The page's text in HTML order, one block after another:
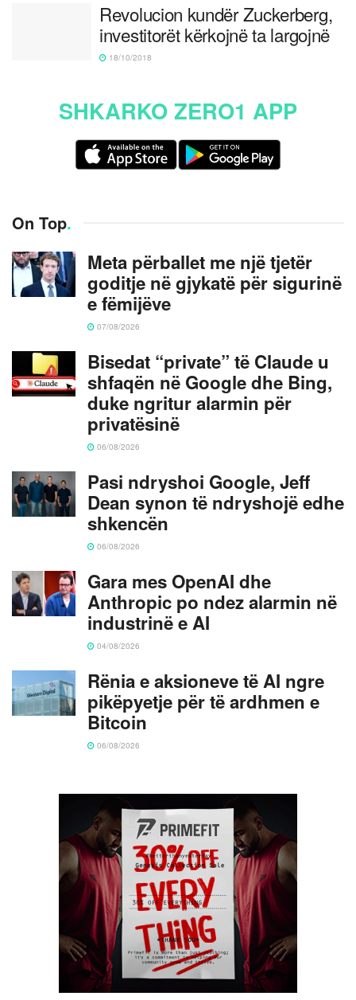
Revolucion kundër Zuckerberg,
investitorët kërkojnë ta largojnë
18/10/2018
SHKARKO ZERO1 APP
On Top.
Meta përballet me një tjetër
goditje në gjykatë për sigurinë
e fëmijëve
07/08/2026
Bisedat “private” të Claude u
shfaqën në Google dhe Bing,
duke ngritur alarmin për
privatësinë
06/08/2026
Pasi ndryshoi Google, Jeff
Dean synon të ndryshojë edhe
shkencën
06/08/2026
Gara mes OpenAI dhe
Anthropic po ndez alarmin në
industrinë e AI
04/08/2026
Rënia e aksioneve të AI ngre
pikëpyetje për të ardhmen e
Bitcoin
06/08/2026